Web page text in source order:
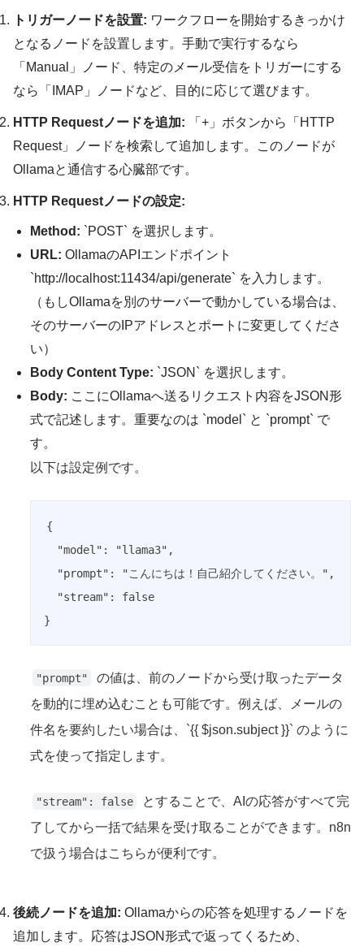
トリガーノードを設置: ワークフローを開始するきっかけ
となるノードを設置します。手動で実行するなら
「Manual」ノード、特定のメール受信をトリガーにする
なら「IMAP」ノードなど、目的に応じて選びます。
HTTP Requestノードを追加: 「+」ボタンから「HTTP
Request」ノードを検索して追加します。このノードが
Ollamaと通信する心臓部です。
HTTP Requestノードの設定:
Method: `POST` を選択します。
URL: OllamaのAPIエンドポイント
`http://localhost:11434/api/generate` を入力します。
（もしOllamaを別のサーバーで動かしている場合は、
そのサーバーのIPアドレスとポートに変更してくださ
い）
Body Content Type: `JSON` を選択します。
Body: ここにOllamaへ送るリクエスト内容をJSON形
式で記述します。重要なのは `model` と `prompt` で
す。
以下は設定例です。
{
}
"prompt"
の値は、前のノードから受け取ったデータ
を動的に埋め込むことも可能です。例えば、メールの
件名を要約したい場合は、`{{ $json.subject }}` のように
式を使って指定します。
"stream": false
とすることで、AIの応答がすべて完
了してから一括で結果を受け取ることができます。n8n
で扱う場合はこちらが便利です。
後続ノードを追加: Ollamaからの応答を処理するノードを
追加します。応答はJSON形式で返ってくるため、